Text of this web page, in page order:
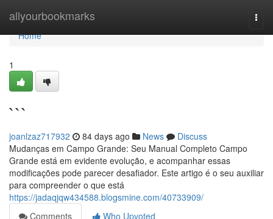
allyourbookmarks
Home
Home
1
```
joanlzaz717932 84 days ago News
Discuss
Mudanças em Campo Grande: Seu Manual Completo Campo
Grande está em evidente evolução, e acompanhar essas
modificações pode parecer desafiador. Este artigo é o seu auxiliar
para compreender o que está
https://jadaqjqw434588.blogsmine.com/40733909/
Comments
Who Upvoted